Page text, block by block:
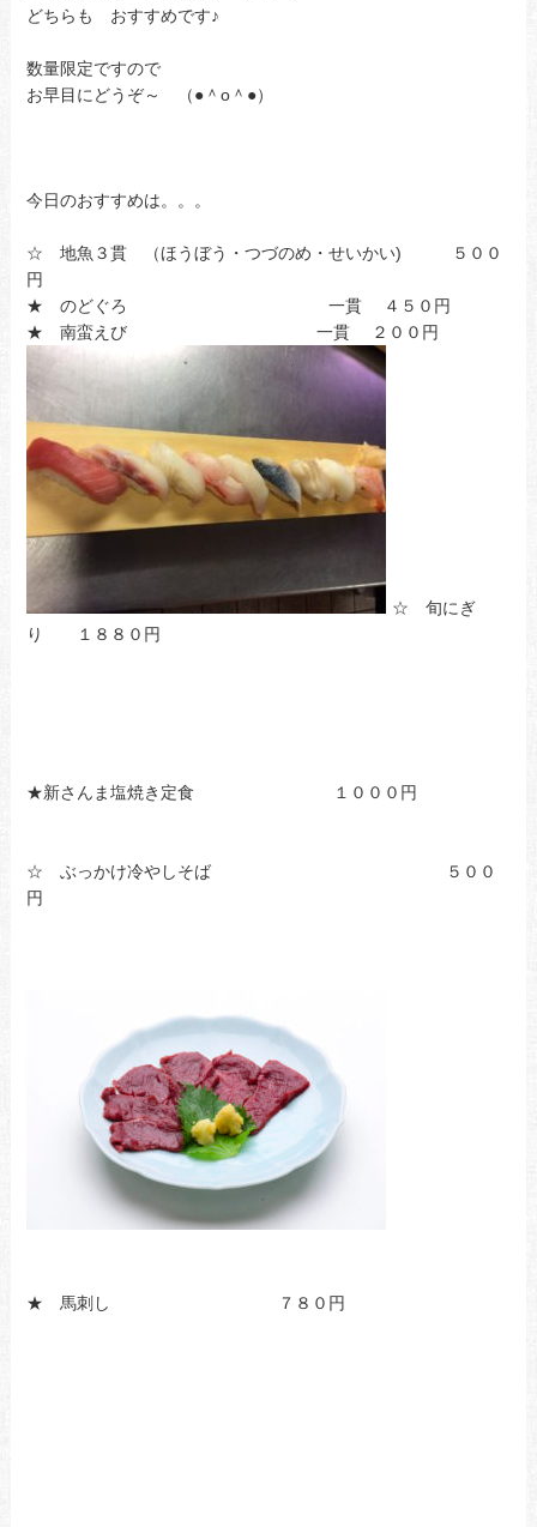
どちらも おすすめです♪
数量限定ですので
お早目にどうぞ～ （●＾o＾●）
今日のおすすめは。。。
☆ 地魚３貫 （ほうぼう・つづのめ・せいかい) ５００
円
★ のどぐろ 一貫 ４５０円
★ 南蛮えび 一貫 ２００円
☆ 旬にぎ
り １８８０円
★新さんま塩焼き定食 １０００円
☆ ぶっかけ冷やしそば ５００
円
★ 馬刺し ７８０円